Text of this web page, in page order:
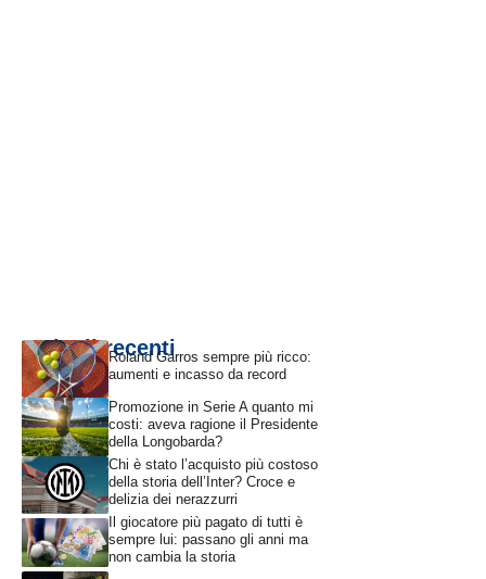
Articoli recentiRoland Garros sempre più ricco:
aumenti e incasso da record
Promozione in Serie A quanto mi
costi: aveva ragione il Presidente
della Longobarda?
Chi è stato l’acquisto più costoso
della storia dell’Inter? Croce e
delizia dei nerazzurri
Il giocatore più pagato di tutti è
sempre lui: passano gli anni ma
non cambia la storia